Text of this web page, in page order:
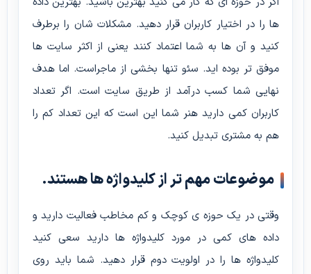
ها را در اختیار کاربران قرار دهید. مشکلات شان را برطرف
کنید و آن ها به شما اعتماد کنند یعنی از اکثر سایت ها
موفق تر بوده اید. سئو تنها بخشی از ماجراست. اما هدف
نهایی شما کسب درآمد از طریق سایت است. اگر تعداد
کاربران کمی دارید هنر شما این است که این تعداد کم را
هم به مشتری تبدیل کنید.
موضوعات مهم تر از کلیدواژه ها هستند.
وقتی در یک حوزه ی کوچک و کم مخاطب فعالیت دارید و
داده های کمی در مورد کلیدواژه ها دارید سعی کنید
کلیدواژه ها را در اولویت دوم قرار دهید. شما باید روی